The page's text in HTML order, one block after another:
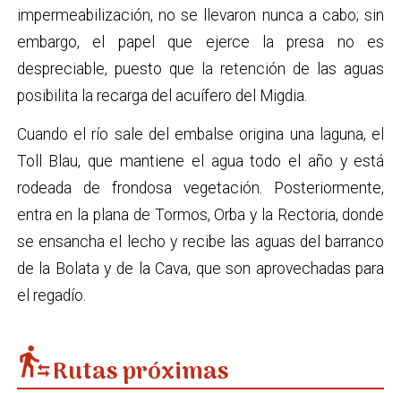
impermeabilización, no se llevaron nunca a cabo; sin
embargo, el papel que ejerce la presa no es
despreciable, puesto que la retención de las aguas
posibilita la recarga del acuífero del Migdia.
Cuando el río sale del embalse origina una laguna, el
Toll Blau, que mantiene el agua todo el año y está
rodeada de frondosa vegetación. Posteriormente,
entra en la plana de Tormos, Orba y la Rectoria, donde
se ensancha el lecho y recibe las aguas del barranco
de la Bolata y de la Cava, que son aprovechadas para
el regadío.
transfer_within_a_stationRutas próximas